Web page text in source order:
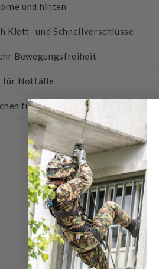
und hinten
Klett- und Schnellverschlüsse
Bewegungsfreiheit
Notfälle
für maximale Individualisierung